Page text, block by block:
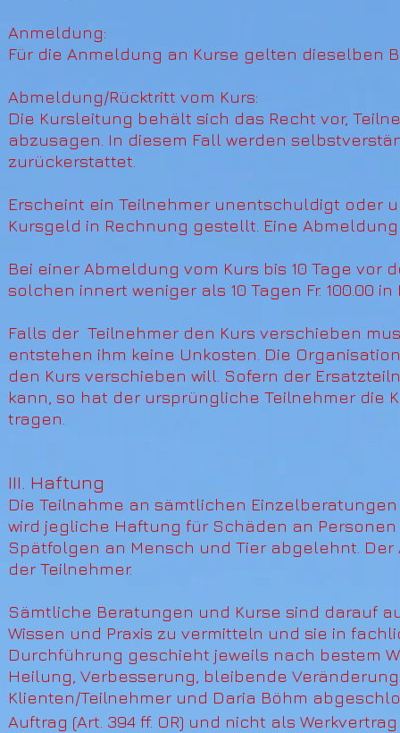
Anmeldung:
Für die Anmeldung an Kurse gelten dieselben
Abmeldung/Rücktritt vom Kurs:
Die Kursleitung behält sich das Recht vor,
abzusagen. In diesem Fall werden
zurückerstattet.
Erscheint ein Teilnehmer unentschuldigt oder
Kursgeld in Rechnung gestellt. Eine
Bei einer Abmeldung vom Kurs bis 10 Tage vor
solchen innert weniger als 10 Tagen Fr. 100.00
Falls der Teilnehmer den Kurs verschieben
entstehen ihm keine Unkosten. Die
den Kurs verschieben will. Sofern der
kann, so hat der ursprüngliche Teilnehmer die
tragen.
III. Haftung
Die Teilnahme an sämtlichen
wird jegliche Haftung für Schäden an
Spätfolgen an Mensch und Tier abgelehnt.
der Teilnehmer.
Sämtliche Beratungen und Kurse sind darauf
Wissen und Praxis zu vermitteln und sie in
Durchführung geschieht jeweils nach bestem
Heilung, Verbesserung, bleibende
Klienten/Teilnehmer und Daria Böhm
Auftrag (Art. 394 ff. OR) und nicht als